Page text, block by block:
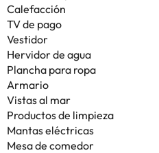
Calefacción
TV de pago
Vestidor
Hervidor de agua
Plancha para ropa
Armario
Vistas al mar
Productos de limpieza
Mantas eléctricas
Mesa de comedor